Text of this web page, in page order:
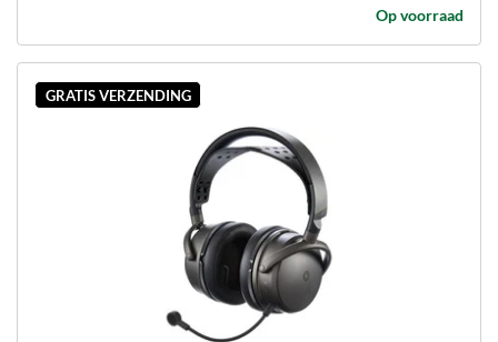
Op voorraad
GRATIS VERZENDING